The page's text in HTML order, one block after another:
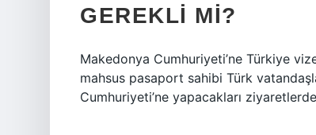
GEREKLI MI?
Makedonya Cumhuriyeti’ne Türkiye
mahsus pasaport sahibi Türk
Cumhuriyeti’ne yapacakları